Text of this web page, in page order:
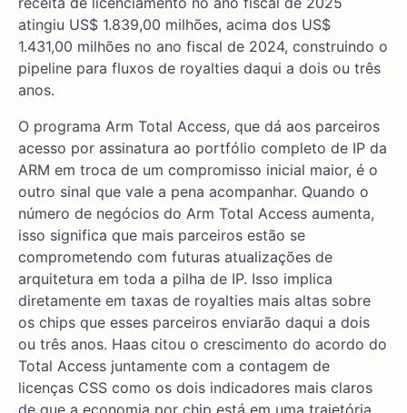
atingiu US$ 1.839,00 milhões, acima dos US$
1.431,00 milhões no ano fiscal de 2024, construindo o
pipeline para fluxos de royalties daqui a dois ou três
anos.
O programa Arm Total Access, que dá aos parceiros
acesso por assinatura ao portfólio completo de IP da
ARM em troca de um compromisso inicial maior, é o
outro sinal que vale a pena acompanhar. Quando o
número de negócios do Arm Total Access aumenta,
isso significa que mais parceiros estão se
comprometendo com futuras atualizações de
arquitetura em toda a pilha de IP. Isso implica
diretamente em taxas de royalties mais altas sobre
os chips que esses parceiros enviarão daqui a dois
ou três anos. Haas citou o crescimento do acordo do
Total Access juntamente com a contagem de
licenças CSS como os dois indicadores mais claros
de que a economia por chip está em uma trajetória